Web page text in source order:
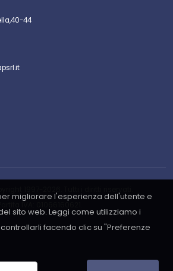
migliorare l'esperienza dell'utente e
sito web. Leggi come utilizziamo i
facendo clic su "Preferenze
44